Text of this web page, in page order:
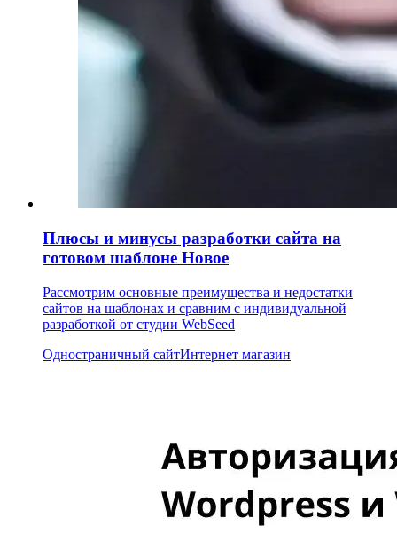
Плюсы и минусы разработки сайта на
готовом шаблоне Новое
Рассмотрим основные преимущества и недостатки
сайтов на шаблонах и сравним с индивидуальной
разработкой от студии WebSeed
Одностраничный сайтИнтернет магазин